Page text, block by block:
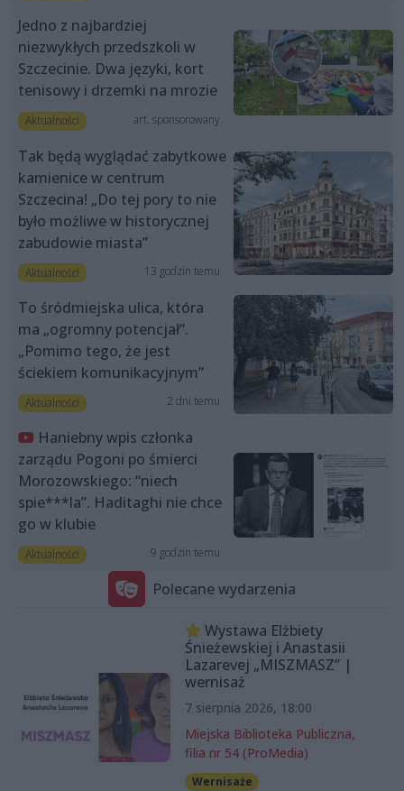
Jedno z najbardziej
niezwykłych przedszkoli w
Szczecinie. Dwa języki, kort
tenisowy i drzemki na mrozie
Aktualności art. sponsorowany
Tak będą wyglądać zabytkowe
kamienice w centrum
Szczecina! „Do tej pory to nie
było możliwe w historycznej
zabudowie miasta”
Aktualności 13 godzin temu
To śródmiejska ulica, która
ma „ogromny potencjał”.
„Pomimo tego, że jest
ściekiem komunikacyjnym”
Aktualności 2 dni temu
Haniebny wpis członka
zarządu Pogoni po śmierci
Morozowskiego: “niech
spie***la”. Haditaghi nie chce
go w klubie
Aktualności 9 godzin temu
Polecane wydarzenia
Wystawa Elżbiety
Śnieżewskiej i Anastasii
Lazarevej „MISZMASZ” |
wernisaż
7 sierpnia 2026, 18:00
Miejska Biblioteka Publiczna,
filia nr 54 (ProMedia)
Wernisaże